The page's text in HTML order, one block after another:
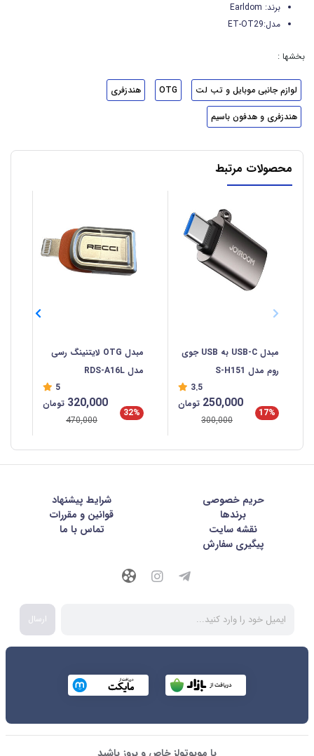
برند: Earldom
مدل:ET-OT29
بخشها :
لوازم جانبی موبایل و تب لت OTG
هندزفری
هندزفری و هدفون باسیم
محصولات مرتبط
مبدل USB-C به USB جوی
روم مدل S-H151
3.5
17%
250,000 تومان
300,000
مبدل OTG لایتنینگ رسی
مدل RDS-A16L
5
32%
320,000 تومان
470,000
حریم خصوصی
شرايط پيشنهاد
برندها
قوانین و مقررات
نقشه سایت
تماس با ما
پیگیری سفارش
ارسال